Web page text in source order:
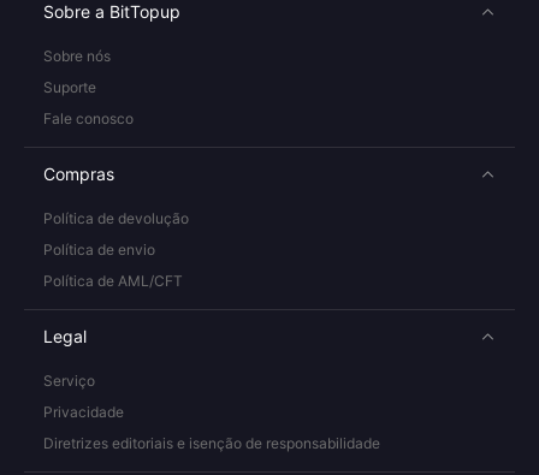
Sobre a BitTopup
Sobre nós
Suporte
Fale conosco
Compras
Política de devolução
Política de envio
Política de AML/CFT
Legal
Serviço
Privacidade
Diretrizes editoriais e isenção de responsabilidade